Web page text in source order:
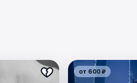
от 600 ₽